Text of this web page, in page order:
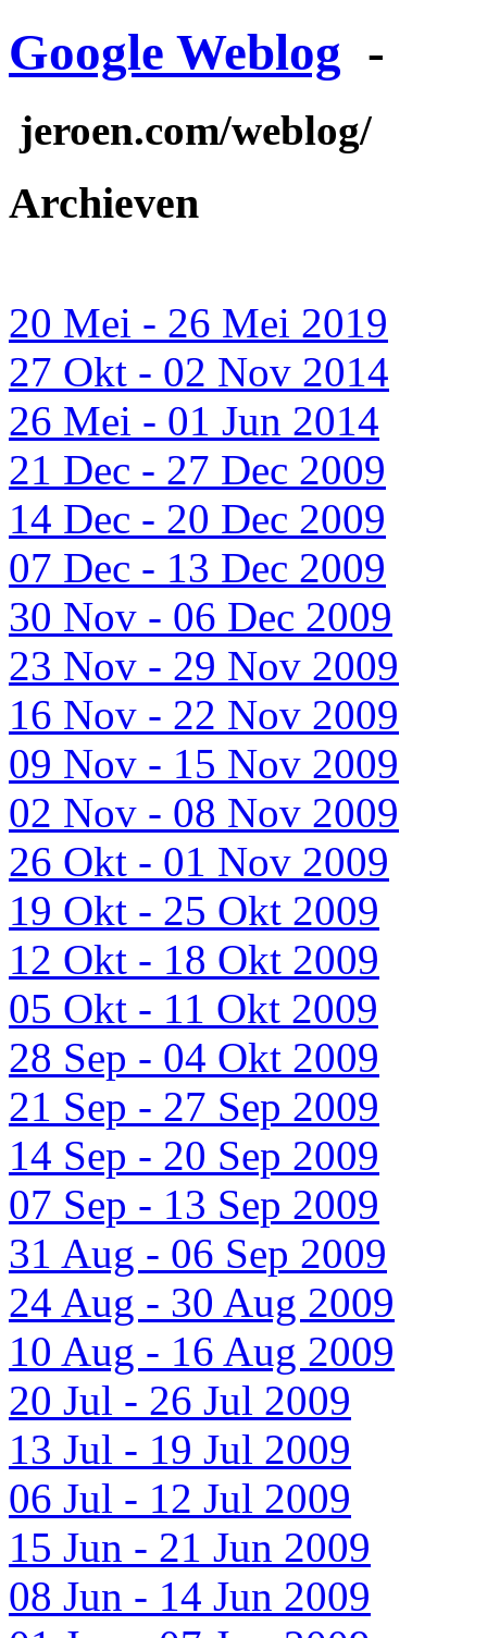
Google Weblog -
jeroen.com/weblog/
Archieven
20 Mei - 26 Mei 2019
27 Okt - 02 Nov 2014
26 Mei - 01 Jun 2014
21 Dec - 27 Dec 2009
14 Dec - 20 Dec 2009
07 Dec - 13 Dec 2009
30 Nov - 06 Dec 2009
23 Nov - 29 Nov 2009
16 Nov - 22 Nov 2009
09 Nov - 15 Nov 2009
02 Nov - 08 Nov 2009
26 Okt - 01 Nov 2009
19 Okt - 25 Okt 2009
12 Okt - 18 Okt 2009
05 Okt - 11 Okt 2009
28 Sep - 04 Okt 2009
21 Sep - 27 Sep 2009
14 Sep - 20 Sep 2009
07 Sep - 13 Sep 2009
31 Aug - 06 Sep 2009
24 Aug - 30 Aug 2009
10 Aug - 16 Aug 2009
20 Jul - 26 Jul 2009
13 Jul - 19 Jul 2009
06 Jul - 12 Jul 2009
15 Jun - 21 Jun 2009
08 Jun - 14 Jun 2009